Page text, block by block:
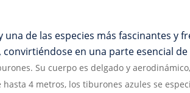
de las especies más fascinantes y
en una parte esencial
Su cuerpo es delgado y
4 metros, los tiburones azules se